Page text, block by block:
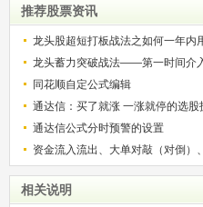
推荐股票资讯
龙头股超短打板战法之如何一年内
解）
龙头蓄力突破战法——第一时间介
的技巧（图解）
同花顺自定公式编辑
通达信：买了就涨 一涨就停的选股
通达信公式分时预警的设置
资金流入流出、大单对敲（对倒）
相关说明